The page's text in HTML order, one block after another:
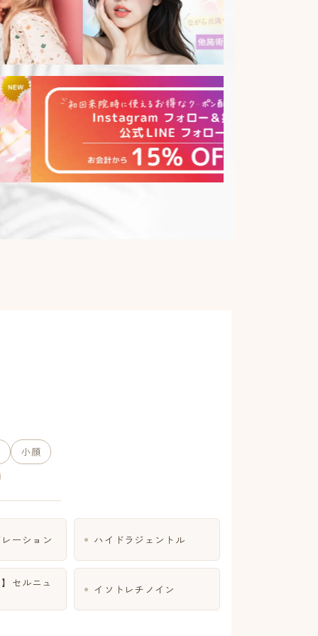
小顔
ーション ハイドラジェントル
セルニュ イソトレチノイン